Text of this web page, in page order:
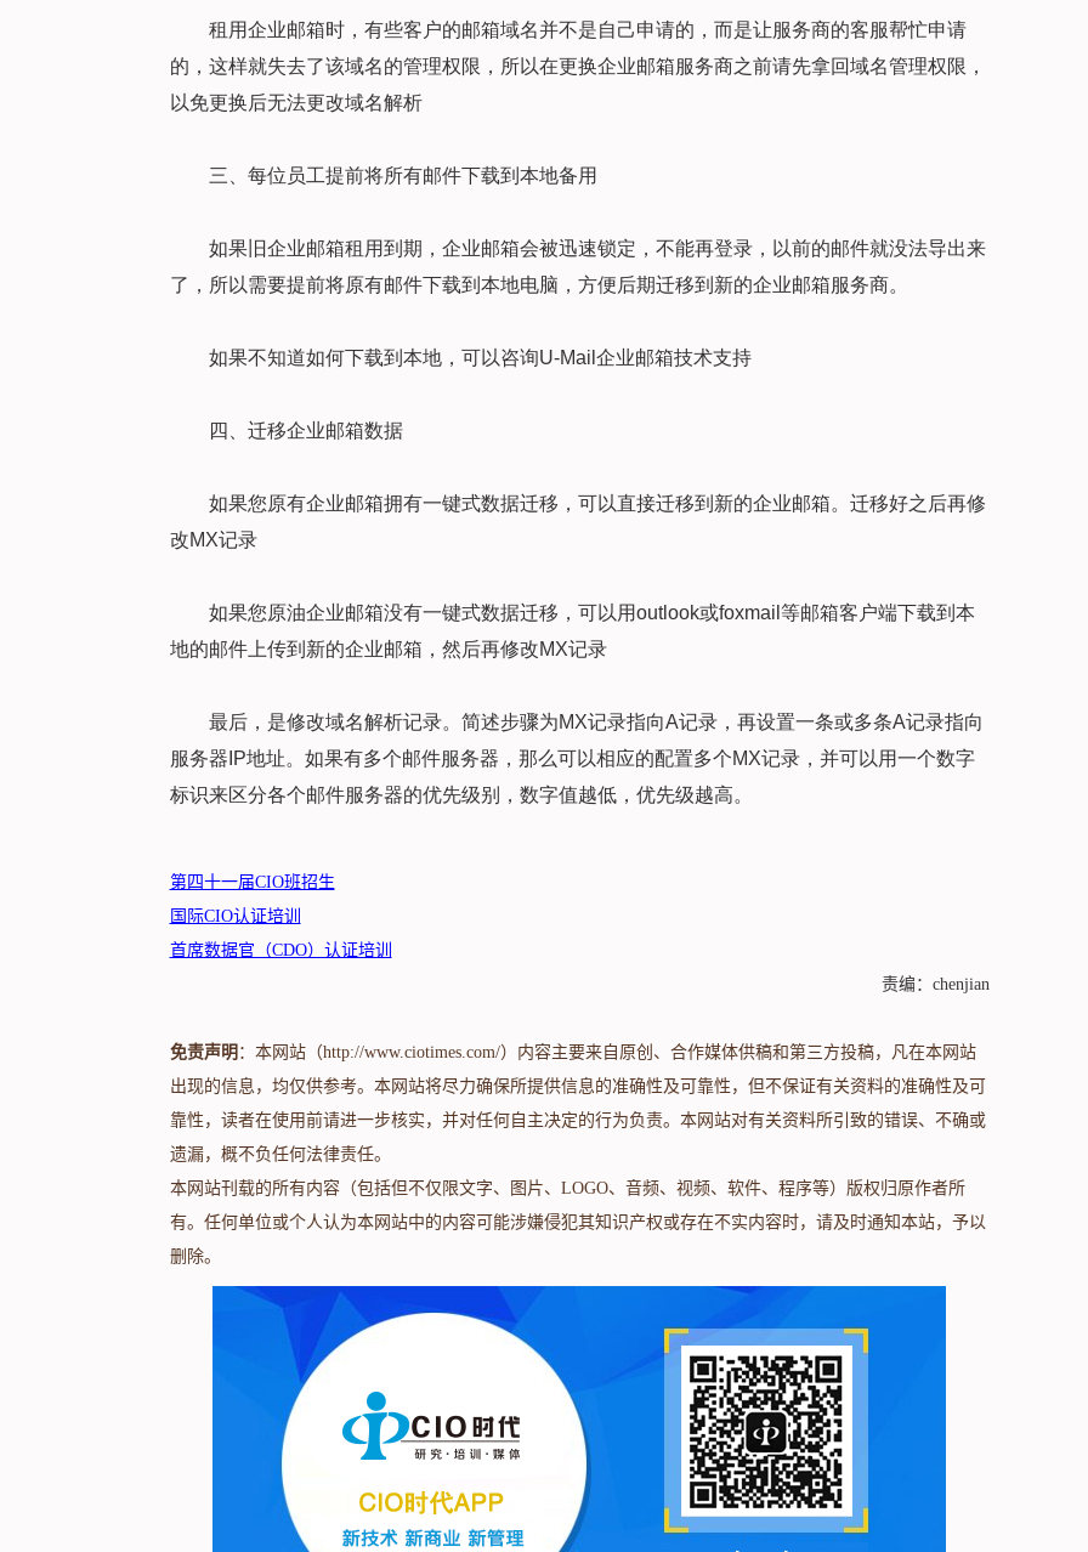
租用企业邮箱时，有些客户的邮箱域名并不是自己申请的，而是让服务商的客服帮忙申请
的，这样就失去了该域名的管理权限，所以在更换企业邮箱服务商之前请先拿回域名管理权限，
以免更换后无法更改域名解析
三、每位员工提前将所有邮件下载到本地备用
如果旧企业邮箱租用到期，企业邮箱会被迅速锁定，不能再登录，以前的邮件就没法导出来
了，所以需要提前将原有邮件下载到本地电脑，方便后期迁移到新的企业邮箱服务商。
如果不知道如何下载到本地，可以咨询U-Mail企业邮箱技术支持
四、迁移企业邮箱数据
如果您原有企业邮箱拥有一键式数据迁移，可以直接迁移到新的企业邮箱。迁移好之后再修
改MX记录
如果您原油企业邮箱没有一键式数据迁移，可以用outlook或foxmail等邮箱客户端下载到本
地的邮件上传到新的企业邮箱，然后再修改MX记录
最后，是修改域名解析记录。简述步骤为MX记录指向A记录，再设置一条或多条A记录指向
服务器IP地址。如果有多个邮件服务器，那么可以相应的配置多个MX记录，并可以用一个数字
标识来区分各个邮件服务器的优先级别，数字值越低，优先级越高。
第四十一届CIO班招生
国际CIO认证培训
首席数据官（CDO）认证培训
责编：chenjian
免责声明 ：本网站（http://www.ciotimes.com/）内容主要来自原创、合作媒体供稿和第三方投稿，凡在本网站
出现的信息，均仅供参考。本网站将尽力确保所提供信息的准确性及可靠性，但不保证有关资料的准确性及可
靠性，读者在使用前请进一步核实，并对任何自主决定的行为负责。本网站对有关资料所引致的错误、不确或
遗漏，概不负任何法律责任。
本网站刊载的所有内容（包括但不仅限文字、图片、LOGO、音频、视频、软件、程序等）版权归原作者所
有。任何单位或个人认为本网站中的内容可能涉嫌侵犯其知识产权或存在不实内容时，请及时通知本站，予以
删除。